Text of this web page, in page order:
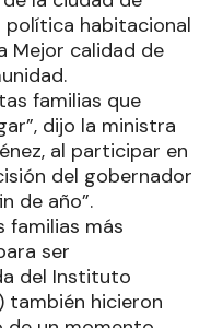
política habitacional
Mejor calidad de
familias que
dijo la ministra
al participar en
del gobernador
de año”.
familias más
ser
del Instituto
también hicieron